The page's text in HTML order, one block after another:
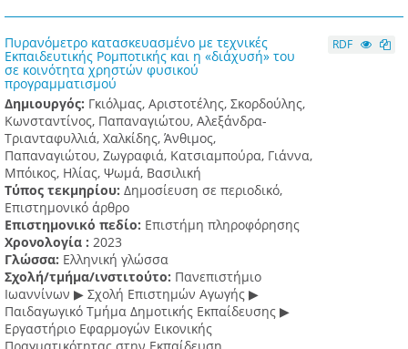
Πυρανόμετρο κατασκευασμένο με τεχνικές
Εκπαιδευτικής Ρομποτικής και η «διάχυσή» του
σε κοινότητα χρηστών φυσικού
προγραμματισμού
Δημιουργός: Γκιόλμας, Αριστοτέλης, Σκορδούλης,
Κωνσταντίνος, Παπαναγιώτου, Αλεξάνδρα-
Τριανταφυλλιά, Χαλκίδης, Άνθιμος,
Παπαναγιώτου, Ζωγραφιά, Κατσιαμπούρα, Γιάννα,
Μπόικος, Ηλίας, Ψωμά, Βασιλική
Τύπος τεκμηρίου: Δημοσίευση σε περιοδικό,
Επιστημονικό άρθρο
Επιστημονικό πεδίο: Επιστήμη πληροφόρησης
Χρονολογία : 2023
Γλώσσα: Ελληνική γλώσσα
Σχολή/τμήμα/ινστιτούτο: Πανεπιστήμιο
Ιωαννίνων ▶ Σχολή Επιστημών Αγωγής ▶
Παιδαγωγικό Τμήμα Δημοτικής Εκπαίδευσης ▶
Eργαστήριο Εφαρμογών Eικονικής
RDF